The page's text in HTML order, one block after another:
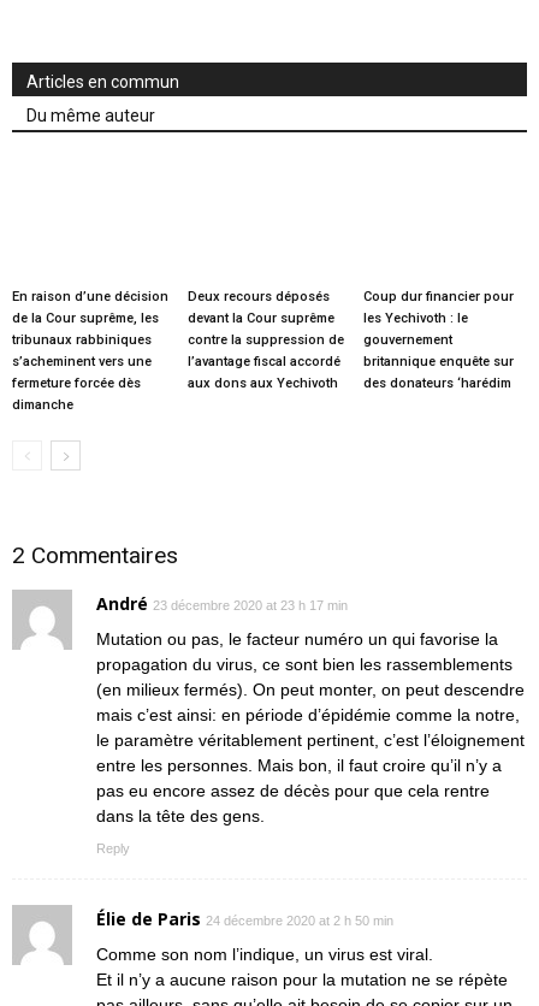
Articles en commun
Du même auteur
En raison d’une décision
de la Cour suprême, les
tribunaux rabbiniques
s’acheminent vers une
fermeture forcée dès
dimanche
Deux recours déposés
devant la Cour suprême
contre la suppression de
l’avantage fiscal accordé
aux dons aux Yechivoth
Coup dur financier pour
les Yechivoth : le
gouvernement
britannique enquête sur
des donateurs ‘harédim
2 Commentaires
André 23 décembre 2020 at 23 h 17 min
Mutation ou pas, le facteur numéro un qui favorise la
propagation du virus, ce sont bien les rassemblements
(en milieux fermés). On peut monter, on peut descendre
mais c’est ainsi: en période d’épidémie comme la notre,
le paramètre véritablement pertinent, c’est l’éloignement
entre les personnes. Mais bon, il faut croire qu’il n’y a
pas eu encore assez de décès pour que cela rentre
dans la tête des gens.
Reply
Élie de Paris 24 décembre 2020 at 2 h 50 min
Comme son nom l’indique, un virus est viral.
Et il n’y a aucune raison pour la mutation ne se répète